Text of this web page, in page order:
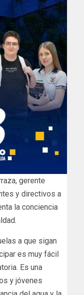
gerente
y directivos a
la conciencia
a que sigan
es muy fácil
Es una
y jóvenes